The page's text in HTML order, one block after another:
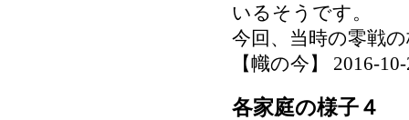
いるそうです。
今回、当時の零戦
【幟の今】 2016-
各家庭の様子４